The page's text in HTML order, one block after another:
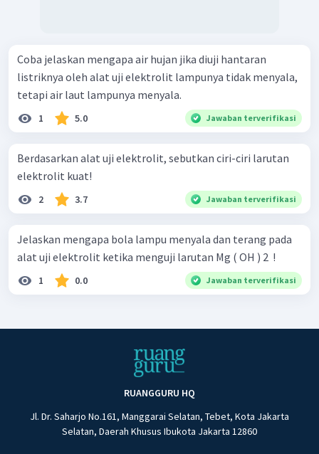
Coba jelaskan mengapa air hujan jika diuji hantaran
listriknya oleh alat uji elektrolit lampunya tidak menyala,
tetapi air laut lampunya menyala.
1 5.0 Jawaban terverifikasi
Berdasarkan alat uji elektrolit, sebutkan ciri-ciri larutan
elektrolit kuat!
2 3.7 Jawaban terverifikasi
Jelaskan mengapa bola lampu menyala dan terang pada
alat uji elektrolit ketika menguji larutan Mg ( OH ) 2 ​ !
1 0.0 Jawaban terverifikasi
RUANGGURU HQ
Jl. Dr. Saharjo No.161, Manggarai Selatan, Tebet, Kota Jakarta
Selatan, Daerah Khusus Ibukota Jakarta 12860